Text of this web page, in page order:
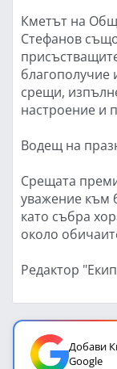
Кметът на
Стефанов
срещи,
настроение и
Водещ на
Срещата
уважение към
като събра
около
Редактор
Добави
Google